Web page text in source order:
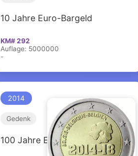
10 Jahre Euro-Bargeld
KM# 292
Auflage: 5000000
-
2014
Gedenk
100 Jahre Erster Weltkrieg